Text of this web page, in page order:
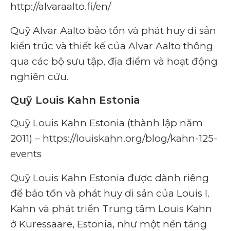
http://alvaraalto.fi/en/
Quỹ Alvar Aalto bảo tồn và phát huy di sản
kiến ​​trúc và thiết kế của Alvar Aalto thông
qua các bộ sưu tập, địa điểm và hoạt động
nghiên cứu.
Quỹ Louis Kahn Estonia
Quỹ Louis Kahn Estonia (thành lập năm
2011) – https://louiskahn.org/blog/kahn-125-
events
Quỹ Louis Kahn Estonia được dành riêng
để bảo tồn và phát huy di sản của Louis I.
Kahn và phát triển Trung tâm Louis Kahn
ở Kuressaare, Estonia, như một nền tảng